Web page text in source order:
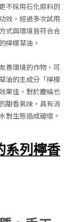
不採用石化原料的
效，經過多次試用
式與環境皆符合合
檸檬草油。
善環境的作物，可
油的主成分「檸檬
果佳，對於塵螨也
甜香氣味，具有消
對生態造成破壞。
系列檸香